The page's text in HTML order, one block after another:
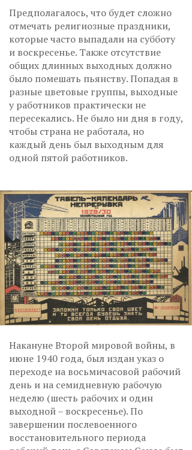
Предполагалось, что будет сложно
отмечать религиозные праздники,
которые часто выпадали на субботу
и воскресенье. Также отсутствие
общих длинных выходных должно
было помешать пьянству. Попадая в
разные цветовые группы, выходные
у работников практически не
пересекались. Не было ни дня в году,
чтобы страна не работала, но
каждый день был выходным для
одной пятой работников.
Накануне Второй мировой войны, в
июне 1940 года, был издан указ о
переходе на восьмичасовой рабочий
день и на семидневную рабочую
неделю (шесть рабочих и один
выходной – воскресенье). По
завершении послевоенного
восстановительного периода